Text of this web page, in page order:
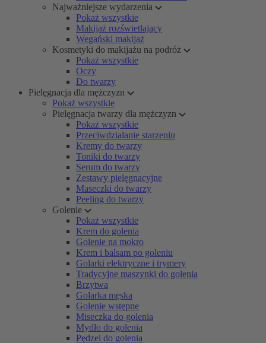
Najważniejsze wydarzenia
Pokaż wszystkie
Makijaż rozświetlający
Wegański makijaż
Kosmetyki do makijażu na podróż
Pokaż wszystkie
Oczy
Do twarzy
Pielęgnacja dla mężczyzn
Pokaż wszystkie
Pielęgnacja twarzy dla mężczyzn
Pokaż wszystkie
Przeciwdziałanie starzeniu
Kremy do twarzy
Toniki do twarzy
Serum do twarzy
Zestawy pielęgnacyjne
Maseczki do twarzy
Peeling do twarzy
Golenie
Pokaż wszystkie
Krem do golenia
Golenie na mokro
Krem i balsam po goleniu
Golarki elektryczne i trymery
Tradycyjne maszynki do golenia
Brzytwa
Golarka męska
Golenie wstępne
Miseczka do golenia
Mydło do golenia
Pędzel do golenia